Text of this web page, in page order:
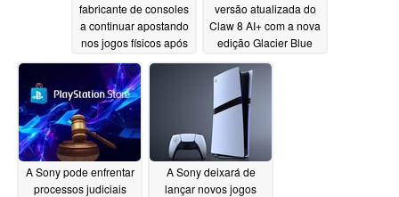
fabricante de consoles
a continuar apostando
nos jogos físicos após
abandonado os discos
07/06/2026
versão atualizada do
Claw 8 AI+ com a nova
edição Glacier Blue
07/03/2026
A Sony pode enfrentar
processos judiciais
A Sony deixará de
lançar novos jogos